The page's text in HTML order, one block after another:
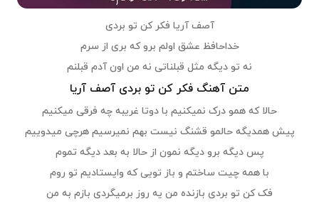
آصف آریا فکر کن تو بردی
خداحافظ عشق اولم برو که بری از سرم
نه تو دیگه مثل قبلناتی نه من اون آدم قبلنم
متن آهنگ فکر کن تو بردی آصف آریا
حالا که همو درک نمیکنیم با دوتا غریبه چه فرقی میکنیم
پیش همدیگه حالمو قشنگ نیست بهم نمیرسیم هرچی میدوییم
پس دیگه برو دیگه نمون از حالا به بعد دیگه تموم
با همه چیت ساختم و باز تویی که وایستادیم تو روم
فک کن تو بردی بازنده من یه روز برمیگردی بازم به من